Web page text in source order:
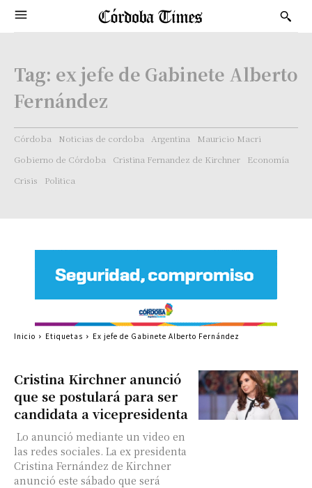
Tag: ex jefe de Gabinete Alberto
Fernández
Córdoba Noticias de cordoba Argentina
Mauricio Macri
Gobierno de Córdoba
Cristina Fernandez de Kirchner
Economía
Crisis
Politica
Cristina Kirchner anunció
que se postulará para ser
candidata a vicepresidenta
Lo anunció mediante un video en
las redes sociales. La ex presidenta
Cristina Fernández de Kirchner
anunció este sábado que será
Inicio Etiquetas Ex jefe de Gabinete Alberto Fernández